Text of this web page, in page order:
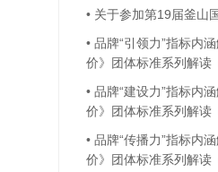
• 关于参加第19届釜山
• 品牌“引领力”指标内
价》团体标准系列解读
• 品牌“建设力”指标内
价》团体标准系列解读
• 品牌“传播力”指标内
价》团体标准系列解读